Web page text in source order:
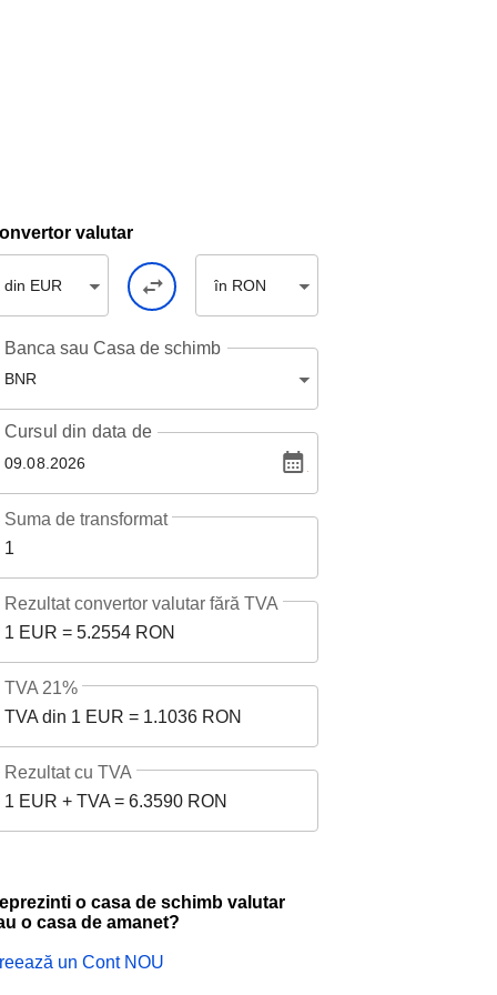
valutar
din EUR în RON
Banca sau Casa de schimb
BNR
09.08.2026
Cursuldin data de
1
Suma de transformat
1 EUR = 5.2554 RON
Rezultat convertor valutar fără TVA
TVA din 1 EUR = 1.1036 RON
TVA 21%
1 EUR + TVA = 6.3590 RON
Rezultat cu TVA
o casa de schimb valutar
o casa de amanet?
un Cont NOU